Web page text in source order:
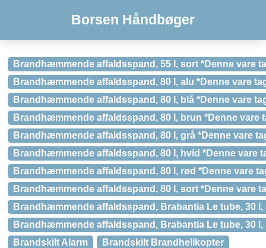
Borsen Håndbøger
Brandhæmmende affaldsspand, 55 l, sort *Denne vare
Brandhæmmende affaldsspand, 80 l, alu *Denne vare
Brandhæmmende affaldsspand, 80 l, blå *Denne vare
Brandhæmmende affaldsspand, 80 l, brun *Denne vare
Brandhæmmende affaldsspand, 80 l, grå *Denne vare
Brandhæmmende affaldsspand, 80 l, hvid *Denne vare
Brandhæmmende affaldsspand, 80 l, rød *Denne vare
Brandhæmmende affaldsspand, 80 l, sort *Denne vare
Brandhæmmende affaldsspand, Brabantia Le tube, 30 l,
Brandhæmmende affaldsspand, Brabantia Le tube, 30
Brandskilt Alarm
Brandskilt Brandhelikopter